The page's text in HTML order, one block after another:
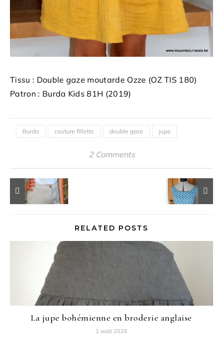
Tissu : Double gaze moutarde Ozze (OZ TIS 180)
Patron : Burda Kids 81H (2019)
Burda couture fillette double gaze jupe
2 Comments
RELATED POSTS
La jupe bohémienne en broderie anglaise
1 août 2026